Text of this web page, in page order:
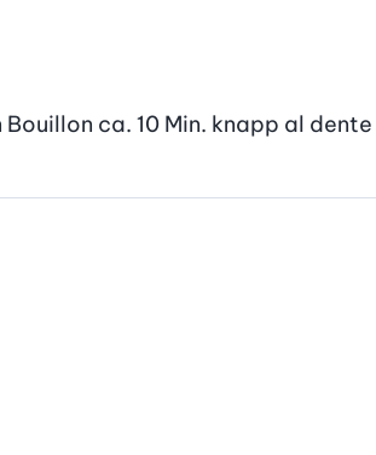
ca. 10 Min. knapp al